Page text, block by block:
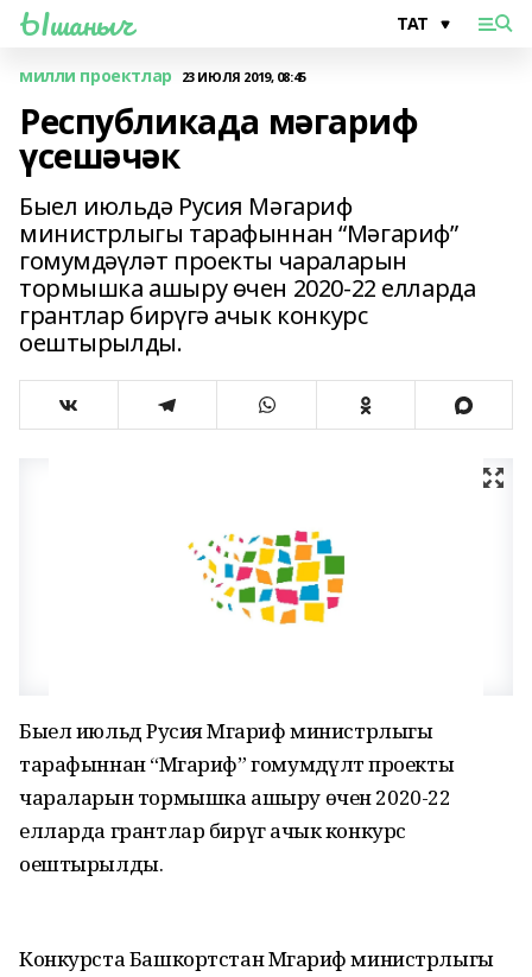
Ышаныч
милли проектлар 23 ИЮЛЯ 2019, 08:45
Республикада мәгариф
үсешәчәк
Быел июльдә Русия Мәгариф
министрлыгы тарафыннан “Мәгариф”
гомумдәүләт проекты чараларын
тормышка ашыру өчен 2020-22 елларда
грантлар бирүгә ачык конкурс
оештырылды.
Быел июльдә Русия Мәгариф министрлыгы
тарафыннан “Мәгариф” гомумдәүләт проекты
чараларын тормышка ашыру өчен 2020-22
елларда грантлар бирүгә ачык конкурс
оештырылды.
Конкурста Башкортстан Мәгариф министрлыгы